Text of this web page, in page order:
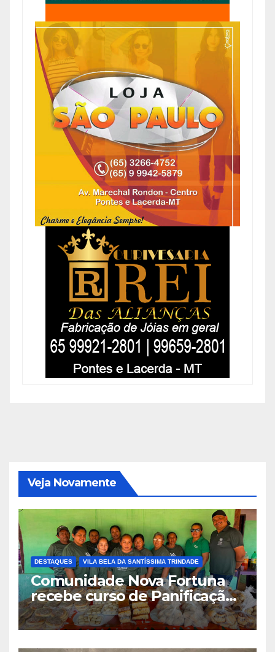
Veja Novamente
DESTAQUES VILA BELA DA SANTÍSSIMA TRINDADE
Comunidade Nova Fortuna
recebe curso de Panificação
Artesanal promovido pelo
SENAR-MT e Sindicato Rural